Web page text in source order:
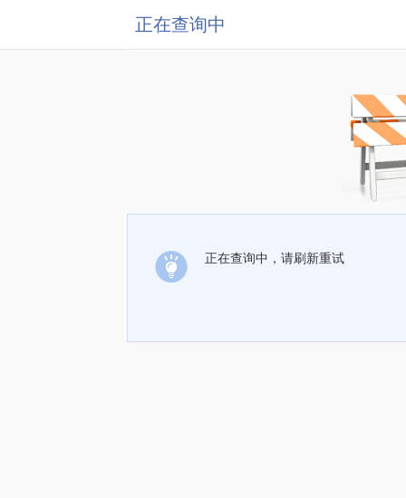
正在查询中
正在查询中，请刷新重试